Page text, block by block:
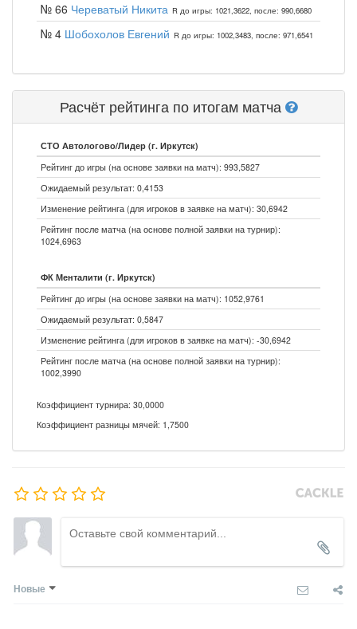
№ 66 Череватый Никита R до игры: 1021,3622, после: 990,6680
№ 4 Шобохолов Евгений R до игры: 1002,3483, после: 971,6541
Расчёт рейтинга по итогам матча
СТО Автологово/Лидер (г. Иркутск)
Рейтинг до игры (на основе заявки на матч): 993,5827
Ожидаемый результат: 0,4153
Изменение рейтинга (для игроков в заявке на матч): 30,6942
Рейтинг после матча (на основе полной заявки на турнир):
1024,6963
ФК Менталити (г. Иркутск)
Рейтинг до игры (на основе заявки на матч): 1052,9761
Ожидаемый результат: 0,5847
Изменение рейтинга (для игроков в заявке на матч): -30,6942
Рейтинг после матча (на основе полной заявки на турнир):
1002,3990
Коэффициент турнира: 30,0000
Коэффициент разницы мячей: 1,7500
Новые